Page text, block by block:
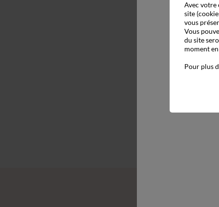
Avec votre
site
vous
Vous
du site
moment
Pour plus